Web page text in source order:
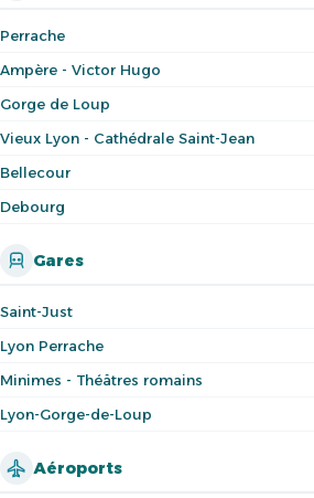
Perrache
Ampère - Victor Hugo
Gorge de Loup
Vieux Lyon - Cathédrale Saint-Jean
Bellecour
Debourg
Gares
Saint-Just
Lyon Perrache
Minimes - Théâtres romains
Lyon-Gorge-de-Loup
Aéroports